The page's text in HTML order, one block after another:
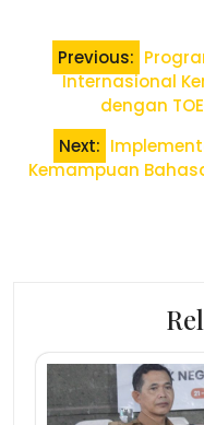
Post
navigation
Previous:
Internasional
dengan
Next:
Kemampuan